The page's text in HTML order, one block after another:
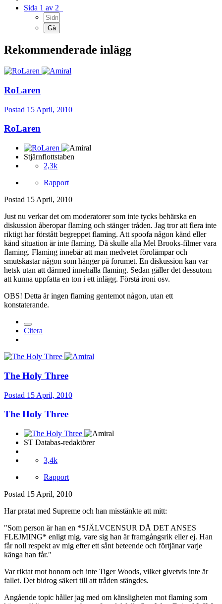
Sida 1 av 2
Rekommenderade inlägg
RoLaren
Postad 15 April, 2010
RoLaren
Stjärnflottstaben
2,3k
Rapport
Postad 15 April, 2010
Just nu verkar det om moderatorer som inte tycks behärska en
diskussion åberopar flaming och stänger tråden. Jag tror att flera inte
riktigt har förstått begreppet flaming. Att spoofa någon känd eller
känd situation är inte flaming. Då skulle alla Mel Brooks-filmer vara
flaming. Flaming innebär att man medvetet förolämpar och
smutskastar någon som hänger på forumet. En diskussion kan var
hetsk utan att därmed innehålla flaming. Sedan gäller det dessutom
att kunna uppfatta en ton i ett inlägg. Förstå ironi osv.
OBS! Detta är ingen flaming gentemot någon, utan ett
konstaterande.
Citera
The Holy Three
Postad 15 April, 2010
The Holy Three
ST Databas-redaktörer
3,4k
Rapport
Postad 15 April, 2010
Har pratat med Supreme och han misstänkte att mitt:
"Som person är han en *SJÄLVCENSUR DÅ DET ANSES
FLEJMING* enligt mig, vare sig han är framgångsrik eller ej. Han
får noll respekt av mig efter ett sånt beteende och förtjänar varje
känga han får."
Var riktat mot honom och inte Tiger Woods, vilket givetvis inte är
fallet. Det bidrog säkert till att tråden stängdes.
Angående topic håller jag med om känsligheten mot flaming som